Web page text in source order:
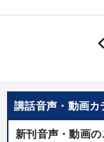
講話音声・動画カ
新刊音声・動画の
keyboard_arrow_left